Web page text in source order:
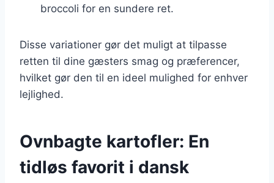
broccoli for en sundere ret.
Disse variationer gør det muligt at tilpasse
retten til dine gæsters smag og præferencer,
hvilket gør den til en ideel mulighed for enhver
lejlighed.
Ovnbagte kartofler: En
tidløs favorit i dansk